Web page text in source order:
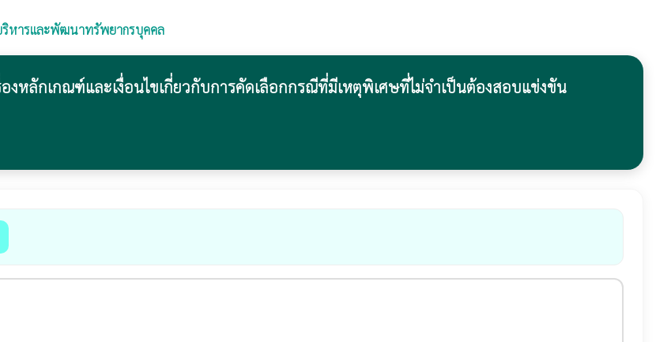
ริหารและพัฒนาทรัพยากรบุคคล
หลักเกณฑ์และเงื่อนไขเกี่ยวกับการคัดเลือกกรณีที่มีเหตุพิเศษที่ไม่จำเป็นต้องสอบแข่งขัน